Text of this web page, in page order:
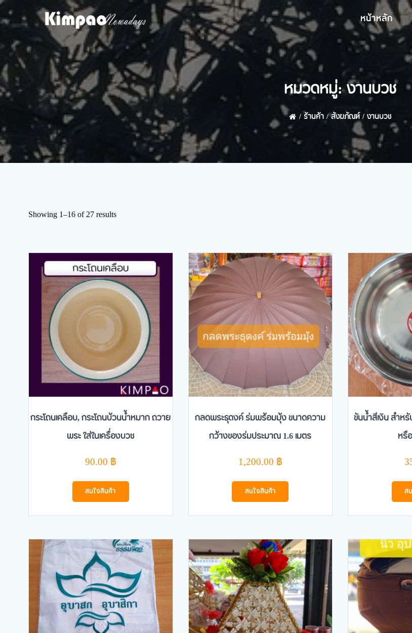
Skip
to
content
หน้าหลัก
หมวดหมู่: งานบวช
ร้านค้า สังฆภัณฑ์ งานบวช
Showing 1–16 of 27 results
กระโถนเคลือบ, กระโถนบ้วนน้ำหมาก ถวาย
พระ ใส่ในเครื่องบวช
90.00฿
สนใจสินค้า
กลดพระธุดงค์ ร่มพร้อมมุ้ง ขนาดความ
กว้างของร่มประมาณ 1.6 เมตร
1,200.00฿
สนใจสินค้า
ขันน้ำสีเงิน สำห
หรื
ส